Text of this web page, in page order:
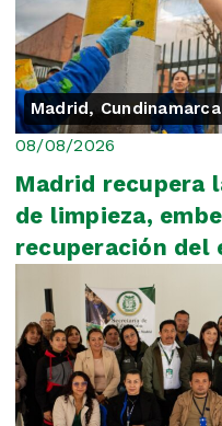
Madrid, Cundinamarca
08/08/2026
Madrid recupera
de limpieza,
recuperación del